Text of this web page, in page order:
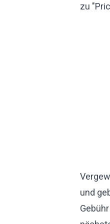
zu
und